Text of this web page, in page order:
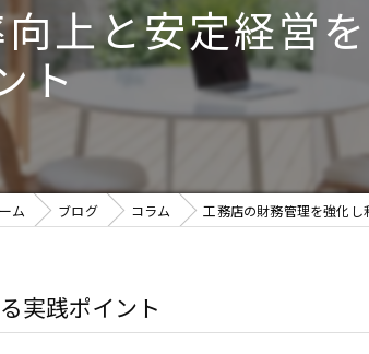
上と安定経営
ト
ム ブログ コラム 工務店の財務管理を強化
実践ポイント